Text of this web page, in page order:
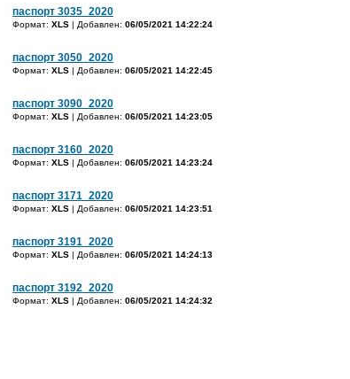
паспорт 3035_2020
Формат: XLS | Добавлен: 06/05/2021 14:22:24
паспорт 3050_2020
Формат: XLS | Добавлен: 06/05/2021 14:22:45
паспорт 3090_2020
Формат: XLS | Добавлен: 06/05/2021 14:23:05
паспорт 3160_2020
Формат: XLS | Добавлен: 06/05/2021 14:23:24
паспорт 3171_2020
Формат: XLS | Добавлен: 06/05/2021 14:23:51
паспорт 3191_2020
Формат: XLS | Добавлен: 06/05/2021 14:24:13
паспорт 3192_2020
Формат: XLS | Добавлен: 06/05/2021 14:24:32